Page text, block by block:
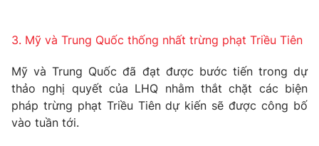
3. Mỹ và Trung Quốc thống nhất trừng phạt Triều Tiên
Mỹ và Trung Quốc đã đạt được bước tiến trong dự
thảo nghị quyết của LHQ nhằm thắt chặt các biện
pháp trừng phạt Triều Tiên dự kiến sẽ được công bố
vào tuần tới.